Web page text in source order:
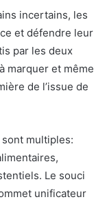
incertains, les
et défendre leur
par les deux
marquer et même
de l’issue de
multiples:
Le souci
unificateur